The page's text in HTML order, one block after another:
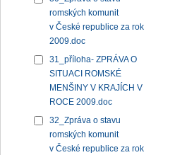
romských komunit
v České republice za rok
2009.doc
31_příloha- ZPRÁVA O
SITUACI ROMSKÉ
MENŠINY V KRAJÍCH V
ROCE 2009.doc
32_Zpráva o stavu
romských komunit
v České republice za rok